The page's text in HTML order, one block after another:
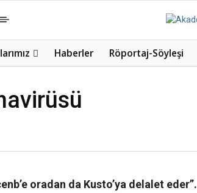
Haberler Röportaj-Söyleşi
oradan da Kusto’ya delalet eder”.